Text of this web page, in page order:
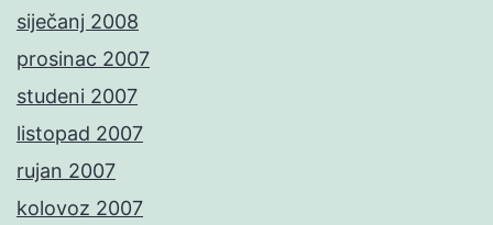
siječanj 2008
prosinac 2007
studeni 2007
listopad 2007
rujan 2007
kolovoz 2007